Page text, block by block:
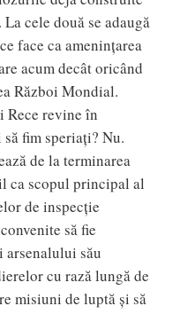
cele două se adaugă
face ca amenințarea
acum decât oricând
Război Mondial.
Rece revine în
fim speriați? Nu.
de la terminarea
ca scopul principal al
de inspecție
să fie
arsenalului său
cu rază lungă de
misiuni de luptă și să